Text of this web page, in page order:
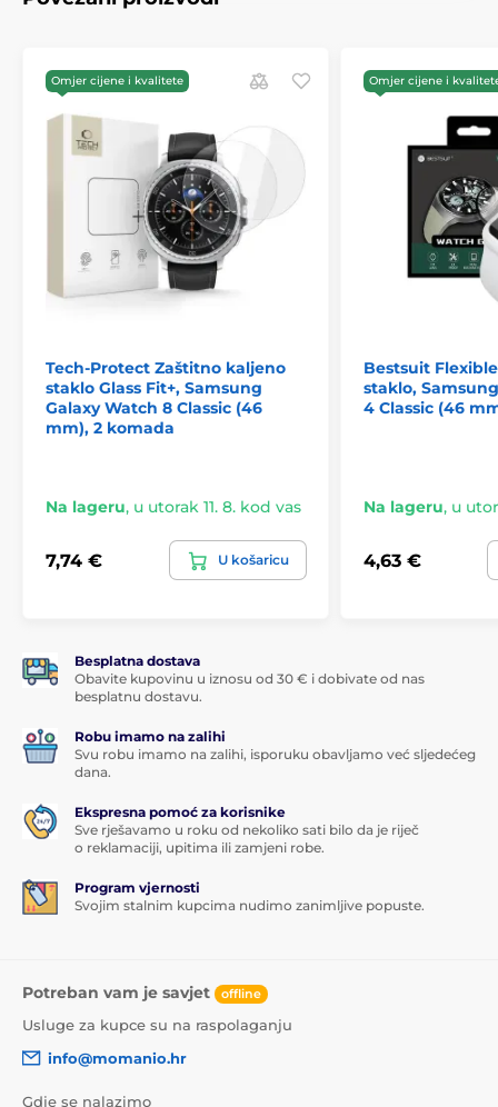
Omjer cijene i kvalitete
Tech-Protect Zaštitno kaljeno
staklo Glass Fit+, Samsung
Galaxy Watch 8 Classic (46
mm), 2 komada
Na lageru, u utorak 11. 8. kod vas
7,74 € U košaricu
Omjer cijene i
Bestsuit
staklo,
4 Classic (46
Na lageru, u
4,63 €
Besplatna dostava
Obavite kupovinu u iznosu od 30 € i dobivate od nas
besplatnu dostavu.
Robu imamo na zalihi
Svu robu imamo na zalihi, isporuku obavljamo već sljedećeg
dana.
Ekspresna pomoć za korisnike
Sve rješavamo u roku od nekoliko sati bilo da je riječ
o reklamaciji, upitima ili zamjeni robe.
Program vjernosti
Svojim stalnim kupcima nudimo zanimljive popuste.
Potreban vam je savjet offline
Usluge za kupce su na raspolaganju
info@momanio.hr
Gdje se nalazimo